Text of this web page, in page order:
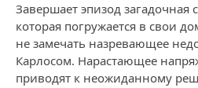
Завершает эпизод загадочная
которая погружается в свои
не замечать назревающее
Карлосом. Нарастающее
приводят к неожиданному